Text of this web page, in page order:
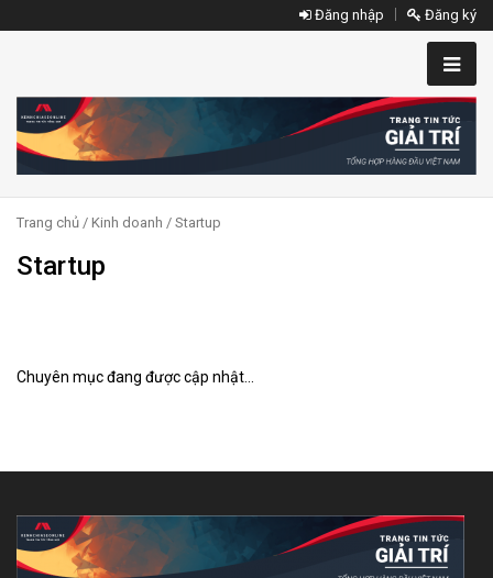
Đăng nhập Đăng ký
Trang chủ / Kinh doanh / Startup
Startup
Chuyên mục đang được cập nhật...